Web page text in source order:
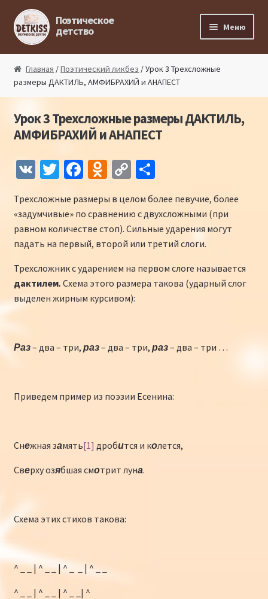
Перейти к навигации
Перейти к содержимому
Поэтическое
детство Меню
Поэтический ликбез
Стихи для малышей
Детская философия
Конкурсы
Наши участники 2017
Главная /Поэтический ликбез / Урок 3 Трехсложные
размеры ДАКТИЛЬ, АМФИБРАХИЙ и АНАПЕСТ
Урок 3 Трехсложные размеры ДАКТИЛЬ,
АМФИБРАХИЙ и АНАПЕСТ
V T
tt
er
Fa
b
o
o
k
O
n
o
kl
as
sn
iki
C
p
y
Li
n
k
О
п
р
а
в
и
Трехсложные размеры в целом более певучие, более
«задумчивые» по сравнению с двухсложными (при
равном количестве стоп). Сильные ударения могут
падать на первый, второй или третий слоги.
Трехсложник с ударением на первом слоге называется
дактилем. Схема этого размера такова (ударный слог
выделен жирным курсивом):
Раз– два – три, раз– два – три, раз– два – три …
Приведем пример из поэзии Есенина:
Снежная замять[1] дробится и колется,
Сверху озябшая смотрит луна.
Схема этих стихов такова:
^ _ _ | ^ _ _ | ^ _ _ | ^ _ _
^ _ _ | ^ _ _ | ^ _ _| ^